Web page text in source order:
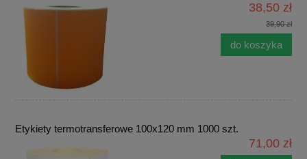
38,50 zł
39,90 zł
do koszyka
Etykiety termotransferowe 100x120 mm 1000 szt.
71,00 zł